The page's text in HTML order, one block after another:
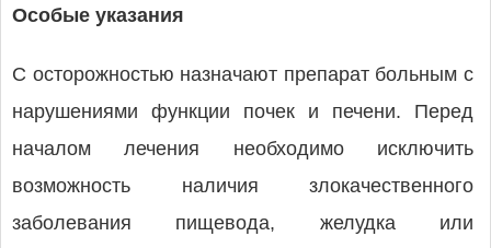
Особые указания
С осторожностью назначают препарат больным с
нарушениями функции почек и печени. Перед
началом лечения необходимо исключить
возможность наличия злокачественного
заболевания пищевода, желудка или